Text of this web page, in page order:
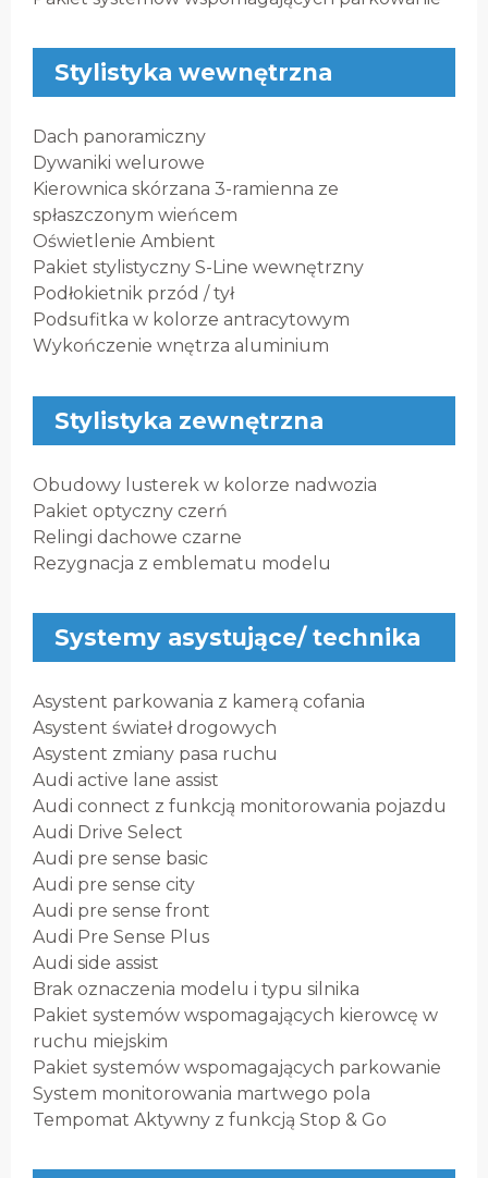
Stylistyka wewnętrzna
Dach panoramiczny
Dywaniki welurowe
Kierownica skórzana 3-ramienna ze
spłaszczonym wieńcem
Oświetlenie Ambient
Pakiet stylistyczny S-Line wewnętrzny
Podłokietnik przód / tył
Podsufitka w kolorze antracytowym
Wykończenie wnętrza aluminium
Stylistyka zewnętrzna
Obudowy lusterek w kolorze nadwozia
Pakiet optyczny czerń
Relingi dachowe czarne
Rezygnacja z emblematu modelu
Systemy asystujące/ technika
Asystent parkowania z kamerą cofania
Asystent świateł drogowych
Asystent zmiany pasa ruchu
Audi active lane assist
Audi connect z funkcją monitorowania pojazdu
Audi Drive Select
Audi pre sense basic
Audi pre sense city
Audi pre sense front
Audi Pre Sense Plus
Audi side assist
Brak oznaczenia modelu i typu silnika
Pakiet systemów wspomagających kierowcę w
ruchu miejskim
Pakiet systemów wspomagających parkowanie
System monitorowania martwego pola
Tempomat Aktywny z funkcją Stop & Go